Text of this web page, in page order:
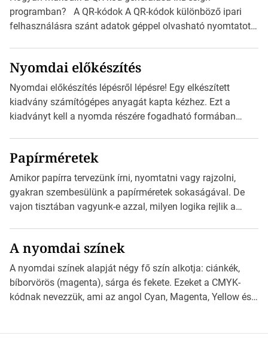
programban? A QR-kódok A QR-kódok különböző ipari
felhasználásra szánt adatok géppel olvasható nyomtatott
telepíthet egy QR-kód-leolvasó alkalmazást, ami leolvasni
és dekódolni képes az URL-információt és átirányítja a
telefon böngészőjét a cég weblapjára. A QR-kód
beolvasása után a felhasználó szöveges üzenetet kaphat,
Nyomdai előkészítés
Nyomdai előkészítés lépésről lépésre! Egy elkészített
kiadvány számítógépes anyagát kapta kézhez. Ezt a
kiadványt kell a nyomda részére fogadható formában
Illustratorban készült vektorgrafika. Minden esetben
konzultáljunk a nyomdával, mielőtt elkezdjük a nyomdai
előkészítést!Nehogy az elkészült munka után derüljön ki,
hogy valamit másképp kellett volna csinálni! […]
Papírméretek
Amikor papírra tervezünk írni, nyomtatni vagy rajzolni,
gyakran szembesülünk a papírméretek sokaságával. De
vajon tisztában vagyunk-e azzal, milyen logika rejlik a
a cikkben a papírméretek izgalmas világába kalauzolunk el
téged, hogy jobban megértsd, milyen szempontok alapján
érdemes választanod a jövőben. Bevezetés a
papírméretek világába A papírméretek […]
A nyomdai színek
A nyomdai színek alapját négy fő szín alkotja: ciánkék,
bíborvörös (magenta), sárga és fekete. Ezeket a CMYK-
kódnak nevezzük, ami az angol Cyan, Magenta, Yellow és